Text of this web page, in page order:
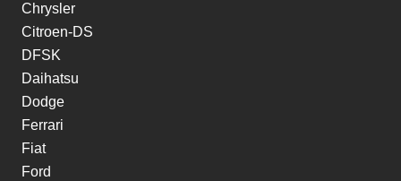
Chrysler
Citroen-DS
DFSK
Daihatsu
Dodge
Ferrari
Fiat
Ford